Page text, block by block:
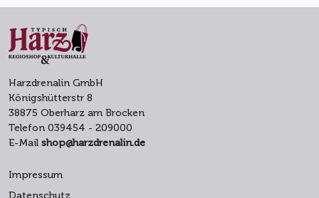
Harzdrenalin GmbH
Königshütterstr 8
38875 Oberharz am Brocken
Telefon 039454 - 209000
E-Mail shop@harzdrenalin.de
Impressum
Datenschutz